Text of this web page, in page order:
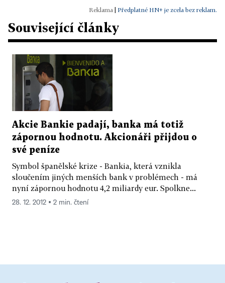
Předplatné HN+ je zcela bez reklam.
Související články
Akcie Bankie padají, banka má totiž
zápornou hodnotu. Akcionáři přijdou o
své peníze
Symbol španělské krize - Bankia, která vznikla
sloučením jiných menších bank v problémech - má
nyní zápornou hodnotu 4,2 miliardy eur. Spolkne...
28. 12. 2012 ▪ 2 min. čtení